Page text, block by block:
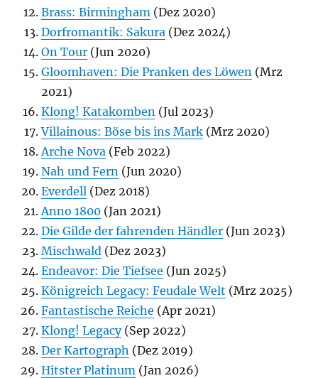
Brass: Birmingham (Dez 2020)
Dorfromantik: Sakura (Dez 2024)
On Tour (Jun 2020)
Gloomhaven: Die Pranken des Löwen (Mrz
2021)
Klong! Katakomben (Jul 2023)
Villainous: Böse bis ins Mark (Mrz 2020)
Arche Nova (Feb 2022)
Nah und Fern (Jun 2020)
Everdell (Dez 2018)
Anno 1800 (Jan 2021)
Die Gilde der fahrenden Händler (Jun 2023)
Mischwald (Dez 2023)
Endeavor: Die Tiefsee (Jun 2025)
Königreich Legacy: Feudale Welt (Mrz 2025)
Fantastische Reiche (Apr 2021)
Klong! Legacy(Sep 2022)
Der Kartograph (Dez 2019)
Hitster Platinum (Jan 2026)